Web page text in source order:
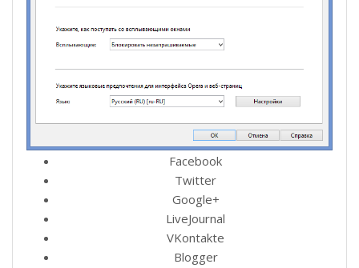
Facebook
Twitter
Google+
LiveJournal
VKontakte
Blogger